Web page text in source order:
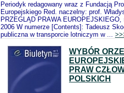
Periodyk redagowany wraz z Fundacją
Europejskiego Red. naczelny: prof.
PRZEGLĄD PRAWA EUROPEJSKIEGO,
2006 W numerze [Contents]: Tadeusz
publiczna w transporcie lotniczym w ...
WYBÓR
PRAW
POLSKICH